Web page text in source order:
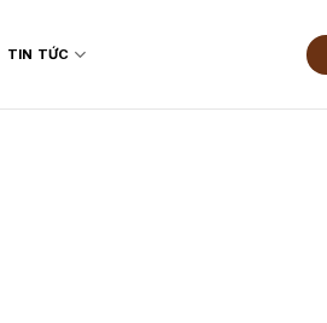
TIN TỨC